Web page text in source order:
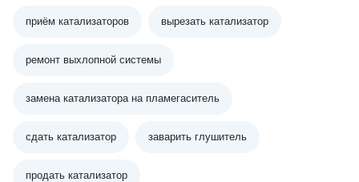
приём катализаторов вырезать катализатор
ремонт выхлопной системы
замена катализатора на пламегаситель
сдать катализатор заварить глушитель
продать катализатор